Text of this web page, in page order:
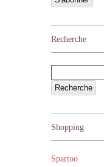
Recherche
Shopping
Spartoo